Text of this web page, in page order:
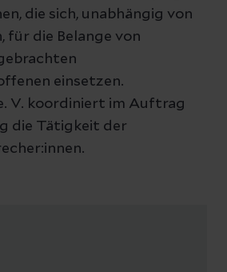
die sich, unabhängig von
die Belange von
einsetzen.
V. koordiniert im Auftrag
die Tätigkeit der